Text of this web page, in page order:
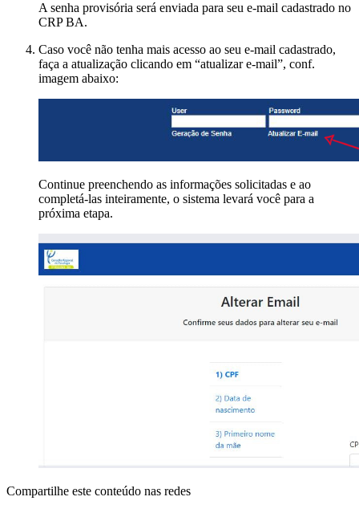
A senha provisória será enviada para seu e-mail cadastrado no
CRP BA.
Caso você não tenha mais acesso ao seu e-mail cadastrado,
faça a atualização clicando em “atualizar e-mail”, conf.
imagem abaixo:
Continue preenchendo as informações solicitadas e ao
completá-las inteiramente, o sistema levará você para a
próxima etapa.
Compartilhe este conteúdo nas redes